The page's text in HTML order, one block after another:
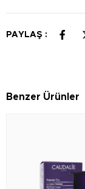
PAYLAŞ :
Benzer Ürünler